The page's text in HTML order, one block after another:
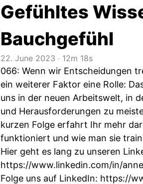
Gefühltes
Bauchgefühl
22. June 2023 ‧ 12m 18s
066: Wenn wir Entscheidungen
ein weiterer Faktor eine Rolle:
uns in der neuen Arbeitswelt, in
und Herausforderungen zu
kurzen Folge erfahrt Ihr mehr
funktioniert und wie man sie
Hier geht es lang zu unseren
https://www.linkedin.com/in/
Folge uns auf LinkedIn: https://